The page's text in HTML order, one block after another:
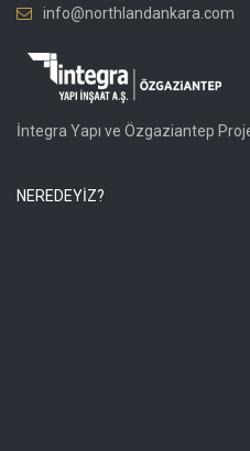
info@northlandankara.com
İntegra Yapı ve Özgaziantep
NEREDEYİZ?